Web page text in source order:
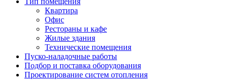
Квартира
Офис
Рестораны и кафе
Жилые здания
Технические помещения
Пуско-наладочные работы
Подбор и поставка оборудования
Проектирование систем отопления